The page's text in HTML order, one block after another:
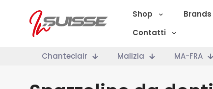
Shop Brands
Contatti
Chanteclair Malizia MA-FRA